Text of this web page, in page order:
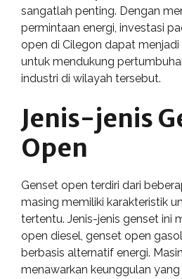
sangatlah penting. Dengan
permintaan energi, investasi
open di Cilegon dapat
untuk mendukung
industri di wilayah tersebut.
Jenis-jenis
Open
Genset open terdiri dari
masing memiliki karakteristik
tertentu. Jenis-jenis genset ini
open diesel, genset open
berbasis alternatif energi.
menawarkan keunggulan